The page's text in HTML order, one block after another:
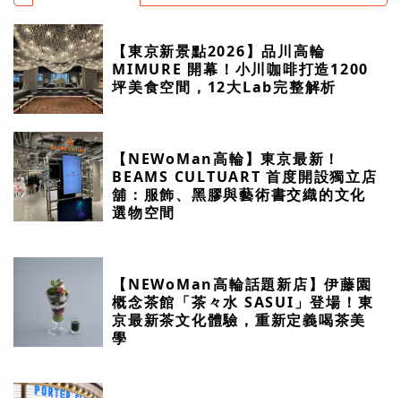
【東京新景點2026】品川高輪
MIMURE 開幕！小川咖啡打造1200
坪美食空間，12大Lab完整解析
【NEWoMan高輪】東京最新！
BEAMS CULTUART 首度開設獨立店
舖：服飾、黑膠與藝術書交織的文化
選物空間
【NEWoMan高輪話題新店】伊藤園
概念茶館「茶々水 SASUI」登場！東
京最新茶文化體驗，重新定義喝茶美
學